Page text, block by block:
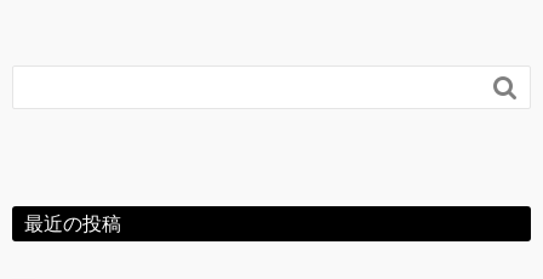

最近の投稿